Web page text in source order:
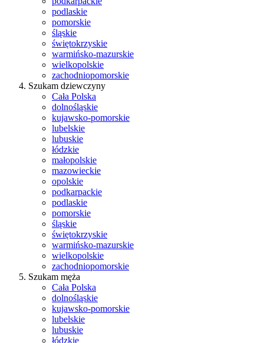
podlaskie
pomorskie
śląskie
świętokrzyskie
warmińsko-mazurskie
wielkopolskie
zachodniopomorskie
Szukam dziewczyny
Cała Polska
dolnośląskie
kujawsko-pomorskie
lubelskie
lubuskie
łódzkie
małopolskie
mazowieckie
opolskie
podkarpackie
podlaskie
pomorskie
śląskie
świętokrzyskie
warmińsko-mazurskie
wielkopolskie
zachodniopomorskie
Szukam męża
Cała Polska
dolnośląskie
kujawsko-pomorskie
lubelskie
lubuskie
łódzkie